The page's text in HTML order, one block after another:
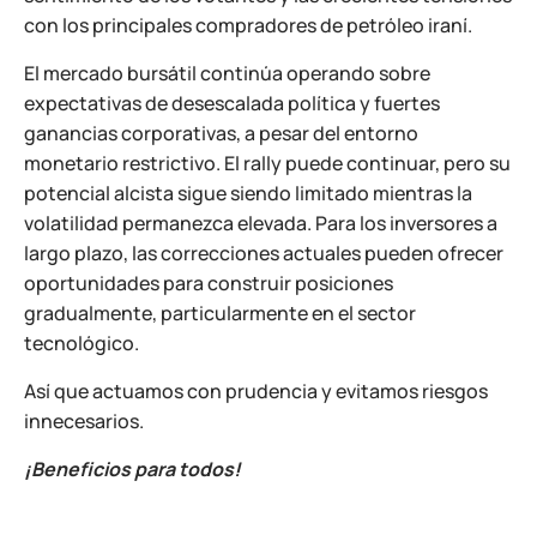
con los principales compradores de petróleo iraní.
El mercado bursátil continúa operando sobre
expectativas de desescalada política y fuertes
ganancias corporativas, a pesar del entorno
monetario restrictivo. El rally puede continuar, pero su
potencial alcista sigue siendo limitado mientras la
volatilidad permanezca elevada. Para los inversores a
largo plazo, las correcciones actuales pueden ofrecer
oportunidades para construir posiciones
gradualmente, particularmente en el sector
tecnológico.
Así que actuamos con prudencia y evitamos riesgos
innecesarios.
¡Beneficios para todos!